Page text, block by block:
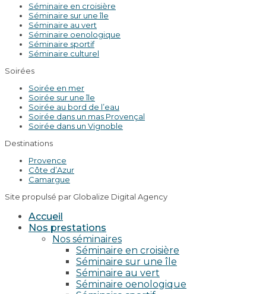
Séminaire en croisière
Séminaire sur une île
Séminaire au vert
Séminaire oenologique
Séminaire sportif
Séminaire culturel
Soirées
Soirée en mer
Soirée sur une île
Soirée au bord de l’eau
Soirée dans un mas Provençal
Soirée dans un Vignoble
Destinations
Provence
Côte d’Azur
Camargue
Site propulsé par Globalize Digital Agency
Accueil
Nos prestations
Nos séminaires
Séminaire en croisière
Séminaire sur une île
Séminaire au vert
Séminaire oenologique